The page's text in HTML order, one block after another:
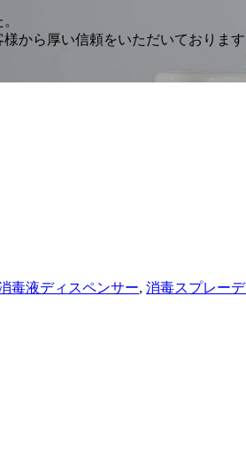
から厚い信頼をいただいておりま
毒液ディスペンサー, 消毒スプレー